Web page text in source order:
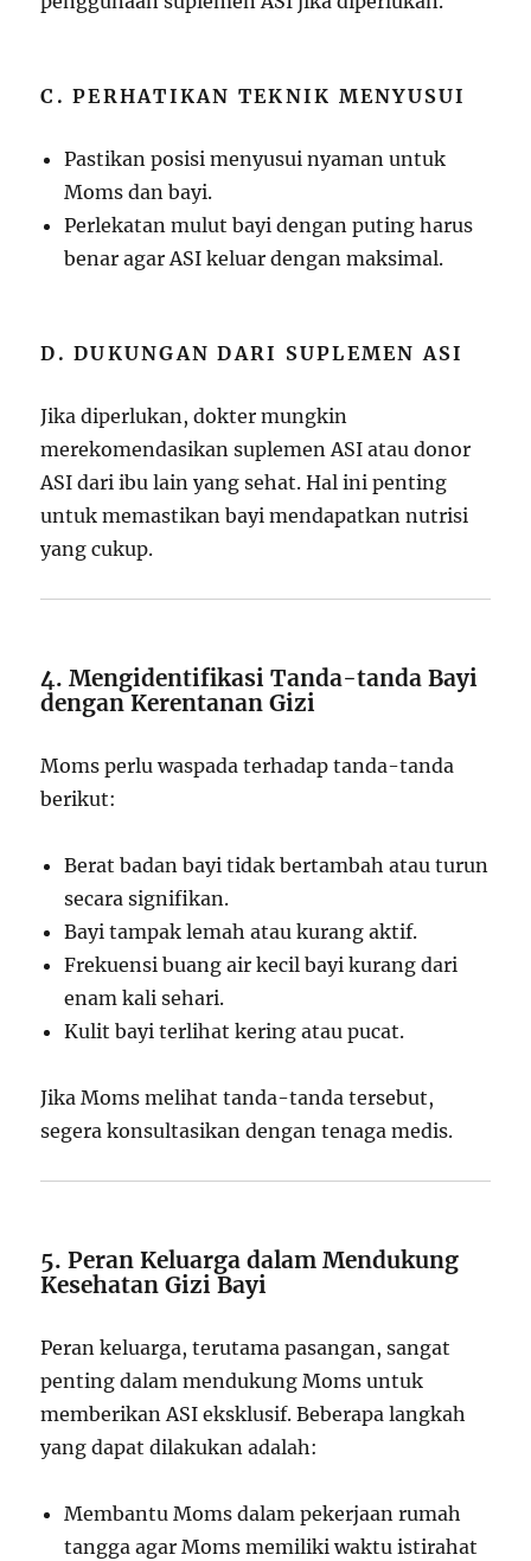
C. PERHATIKAN TEKNIK MENYUSUI
Pastikan posisi menyusui nyaman untuk
Moms dan bayi.
Perlekatan mulut bayi dengan puting harus
benar agar ASI keluar dengan maksimal.
D. DUKUNGAN DARI SUPLEMEN ASI
Jika diperlukan, dokter mungkin
merekomendasikan suplemen ASI atau donor
ASI dari ibu lain yang sehat. Hal ini penting
untuk memastikan bayi mendapatkan nutrisi
yang cukup.
4. Mengidentifikasi Tanda-tanda Bayi
dengan Kerentanan Gizi
Moms perlu waspada terhadap tanda-tanda
berikut:
Berat badan bayi tidak bertambah atau turun
secara signifikan.
Bayi tampak lemah atau kurang aktif.
Frekuensi buang air kecil bayi kurang dari
enam kali sehari.
Kulit bayi terlihat kering atau pucat.
Jika Moms melihat tanda-tanda tersebut,
segera konsultasikan dengan tenaga medis.
5. Peran Keluarga dalam Mendukung
Kesehatan Gizi Bayi
Peran keluarga, terutama pasangan, sangat
penting dalam mendukung Moms untuk
memberikan ASI eksklusif. Beberapa langkah
yang dapat dilakukan adalah:
Membantu Moms dalam pekerjaan rumah
tangga agar Moms memiliki waktu istirahat